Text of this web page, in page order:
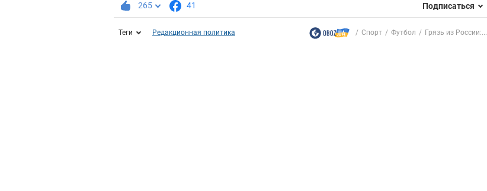
265 41 Подписаться
Теги Редакционная политика Спорт Футбол Грязь из России:...